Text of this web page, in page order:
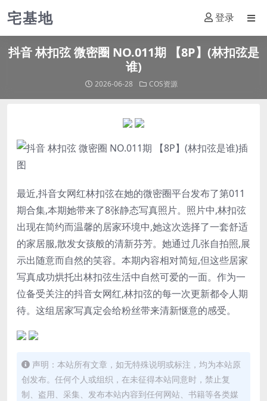
宅基地 登录
抖音 林扣弦 微密圈 NO.011期 【8P】(林扣弦是
谁)
2026-06-28 COS资源
最近,抖音女网红林扣弦在她的微密圈平台发布了第011
期合集,本期她带来了8张静态写真照片。照片中,林扣弦
出现在简约而温馨的居家环境中,她这次选择了一套舒适
的家居服,散发女孩般的清新芬芳。她通过几张自拍照,展
示出随意而自然的笑容。本期内容相对简短,但这些居家
写真成功烘托出林扣弦生活中自然可爱的一面。作为一
位备受关注的抖音女网红,林扣弦的每一次更新都令人期
待。这组居家写真定会给粉丝带来清新惬意的感受。
声明：本站所有文章，如无特殊说明或标注，均为本站原
创发布。任何个人或组织，在未征得本站同意时，禁止复
制、盗用、采集、发布本站内容到任何网站、书籍等各类媒